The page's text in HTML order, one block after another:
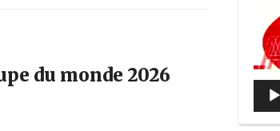
du monde 2026